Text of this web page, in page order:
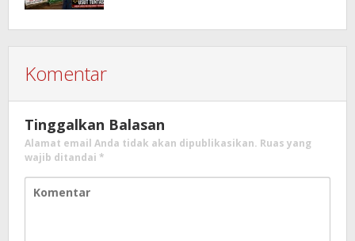
Komentar
Tinggalkan Balasan
Alamat email Anda tidak akan dipublikasikan. Ruas yang
wajib ditandai *